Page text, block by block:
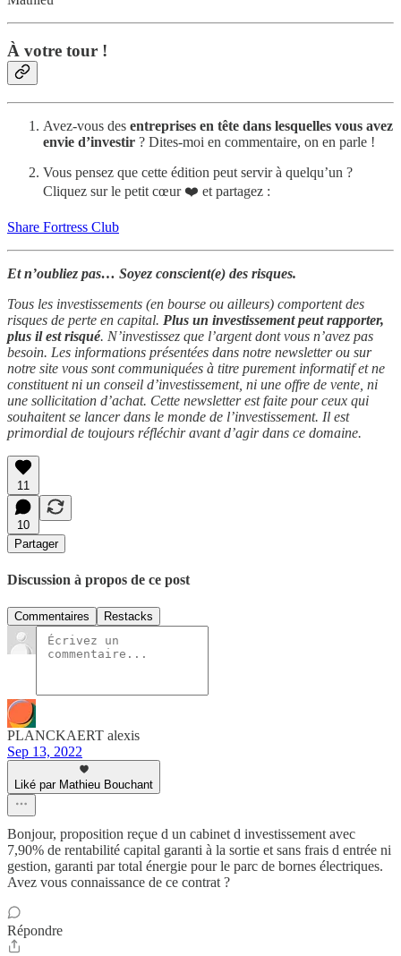
À votre tour !
Avez-vous des entreprises en tête dans lesquelles vous avez
envie d’investir ? Dites-moi en commentaire, on en parle !
Vous pensez que cette édition peut servir à quelqu’un ?
Cliquez sur le petit cœur ❤️ et partagez :
Share Fortress Club
Et n’oubliez pas… Soyez conscient(e) des risques.
Tous les investissements (en bourse ou ailleurs) comportent des
risques de perte en capital. Plus un investissement peut rapporter,
plus il est risqué. N’investissez que l’argent dont vous n’avez pas
besoin. Les informations présentées dans notre newsletter ou sur
notre site vous sont communiquées à titre purement informatif et ne
constituent ni un conseil d’investissement, ni une offre de vente, ni
une sollicitation d’achat. Cette newsletter est faite pour ceux qui
souhaitent se lancer dans le monde de l’investissement. Il est
primordial de toujours réfléchir avant d’agir dans ce domaine.
11
10
Partager
Discussion à propos de ce post
Commentaires Restacks
PLANCKAERT alexis
Sep 13, 2022
Liké par Mathieu Bouchant
Bonjour, proposition reçue d un cabinet d investissement avec
7,90% de rentabilité capital garanti à la sortie et sans frais d entrée ni
gestion, garanti par total énergie pour le parc de bornes électriques.
Avez vous connaissance de ce contrat ?
Répondre